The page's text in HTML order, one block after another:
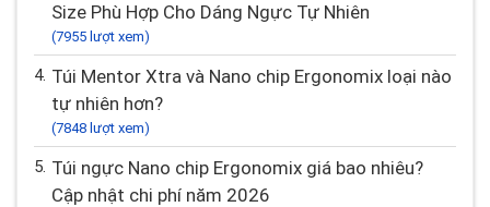
Size Phù Hợp Cho Dáng Ngực Tự Nhiên
(7955 lượt xem)
4. Túi Mentor Xtra và Nano chip Ergonomix loại nào
tự nhiên hơn?
(7848 lượt xem)
5. Túi ngực Nano chip Ergonomix giá bao nhiêu?
Cập nhật chi phí năm 2026